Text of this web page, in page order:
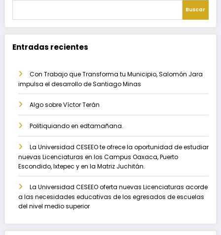
Buscar
Entradas recientes
Con Trabajo que Transforma tu Municipio, Salomón Jara
impulsa el desarrollo de Santiago Minas
Algo sobre Víctor Terán
Politiquiando en edtamañana.
La Universidad CESEEO te ofrece la oportunidad de estudiar
nuevas Licenciaturas en los Campus Oaxaca, Puerto
Escondido, Ixtepec y en la Matriz Juchitán.
La Universidad CESEEO oferta nuevas Licenciaturas acorde
a las necesidades educativas de los egresados de escuelas
del nivel medio superior